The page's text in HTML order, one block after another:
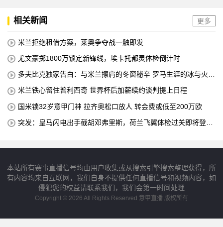
相关新闻 更多
米兰拒绝租借方案，莱奥争夺战一触即发
尤文豪掷1800万锁定新锋线，埃卡托都灵体检倒计时
多夫比克独家告白：与米兰擦肩的冬窗秘辛 罗马生涯的冰与火之
米兰铁心留住普利西奇 世界杯后加薪续约谈判提上日程
国米锁32岁意甲门神 拉齐奥松口放人 转会费或低至200万欧
突发：皇马闪电出手截胡邓弗里斯，荷兰飞翼体检过关即将登陆
本站所有赛事直播信号均由用户收集或从搜索引擎搜索整理获得，所
有内容均来自互联网，我们自身不提供任何直播信号和视频内容，如
侵犯您的权益请联系我们，我们会第一时间处理
Copyright © 2026 All Rights Reserved 意甲直播 版权所有